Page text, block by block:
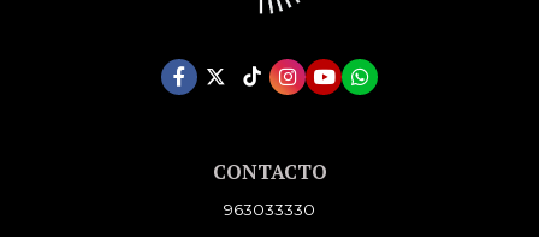
CONTACTO
963033330